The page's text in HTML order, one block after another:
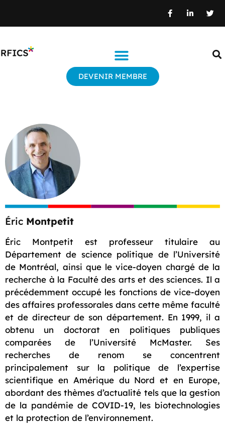
DEVENIR MEMBRE
Éric Montpetit
Éric Montpetit est professeur titulaire au
Département de science politique de l’Université
de Montréal, ainsi que le vice-doyen chargé de la
recherche à la Faculté des arts et des sciences. Il a
précédemment occupé les fonctions de vice-doyen
des affaires professorales dans cette même faculté
et de directeur de son département. En 1999, il a
obtenu un doctorat en politiques publiques
comparées de l’Université McMaster. Ses
recherches de renom se concentrent
principalement sur la politique de l’expertise
scientifique en Amérique du Nord et en Europe,
abordant des thèmes d’actualité tels que la gestion
de la pandémie de COVID-19, les biotechnologies
et la protection de l’environnement.